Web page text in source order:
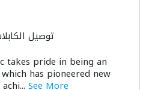
توصيل
takes pride in being an
has pioneered new
See More